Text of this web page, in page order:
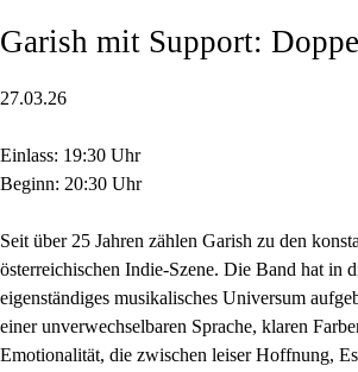
Garish mit Support:
27.03.26
Einlass: 19:30 Uhr
Beginn: 20:30 Uhr
Seit über 25 Jahren zählen Garish zu den
österreichischen Indie-Szene. Die Band hat in
eigenständiges musikalisches Universum
einer unverwechselbaren Sprache, klaren
Emotionalität, die zwischen leiser Hoffnung,